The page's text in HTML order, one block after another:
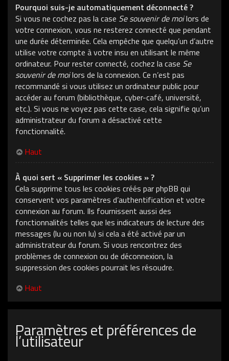
Pourquoi suis-je automatiquement déconnecté ?
Si vous ne cochez pas la case Se souvenir de moilors de
votre connexion, vous ne resterez connecté que pendant
une durée déterminée. Cela empêche que quelqu’un d’autre
utilise votre compte à votre insu en utilisant le même
ordinateur. Pour rester connecté, cochez la case Se
souvenir de moilors de la connexion. Ce n’est pas
recommandé si vous utilisez un ordinateur public pour
accéder au forum (bibliothèque, cyber-café, université,
etc.). Si vous ne voyez pas cette case, cela signifie qu’un
administrateur du forum a désactivé cette
fonctionnalité.
Haut
À quoi sert « Supprimer les cookies » ?
Cela supprime tous les cookies créés par phpBB qui
conservent vos paramètres d’authentification et votre
connexion au forum. Ils fournissent aussi des
fonctionnalités telles que les indicateurs de lecture des
messages (lu ou non lu) si cela a été activé par un
administrateur du forum. Si vous rencontrez des
problèmes de connexion ou de déconnexion, la
suppression des cookies pourrait les résoudre.
Haut
Paramètres et préférences de
l’utilisateur